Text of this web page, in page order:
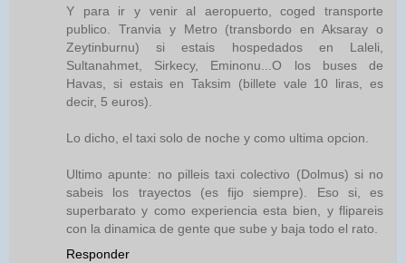
Y para ir y venir al aeropuerto, coged transporte
publico. Tranvia y Metro (transbordo en Aksaray o
Zeytinburnu) si estais hospedados en Laleli,
Sultanahmet, Sirkecy, Eminonu...O los buses de
Havas, si estais en Taksim (billete vale 10 liras, es
decir, 5 euros).
Lo dicho, el taxi solo de noche y como ultima opcion.
Ultimo apunte: no pilleis taxi colectivo (Dolmus) si no
sabeis los trayectos (es fijo siempre). Eso si, es
superbarato y como experiencia esta bien, y flipareis
con la dinamica de gente que sube y baja todo el rato.
Responder